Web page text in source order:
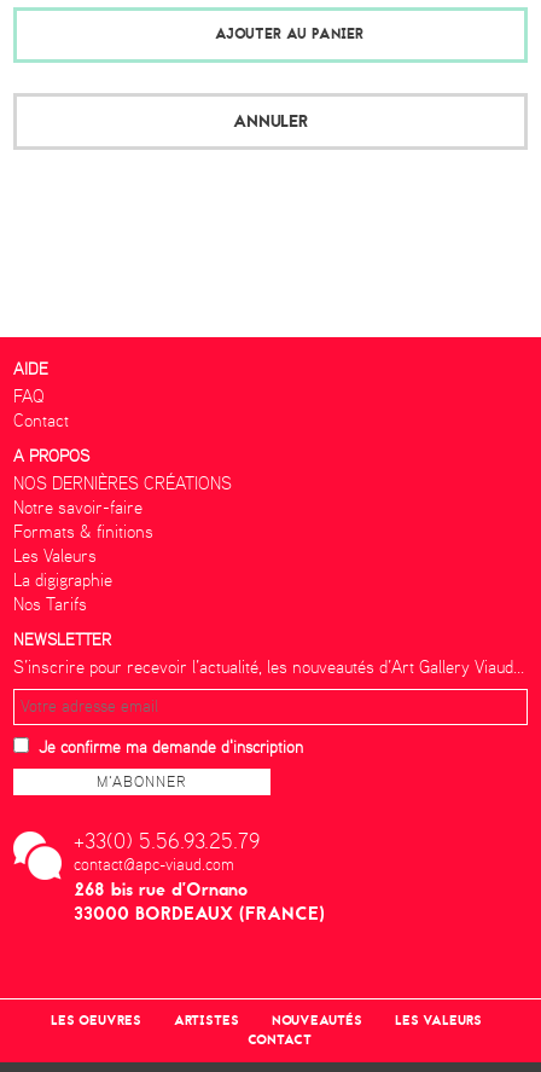
ANNULER
AJOUTER AU PANIER
AIDE
FAQ
Contact
A PROPOS
NOS DERNIÈRES CRÉATIONS
Notre savoir-faire
Formats & finitions
Les Valeurs
La digigraphie
Nos Tarifs
NEWSLETTER
S’inscrire pour recevoir l’actualité, les nouveautés d’Art Gallery Viaud...
Je confirme ma demande d'inscription
+33(0) 5.56.93.25.79
contact@apc-viaud.com
268 bis rue d’Ornano
33000 BORDEAUX (FRANCE)
LES OEUVRES ARTISTES NOUVEAUTÉS
LES VALEURS
CONTACT